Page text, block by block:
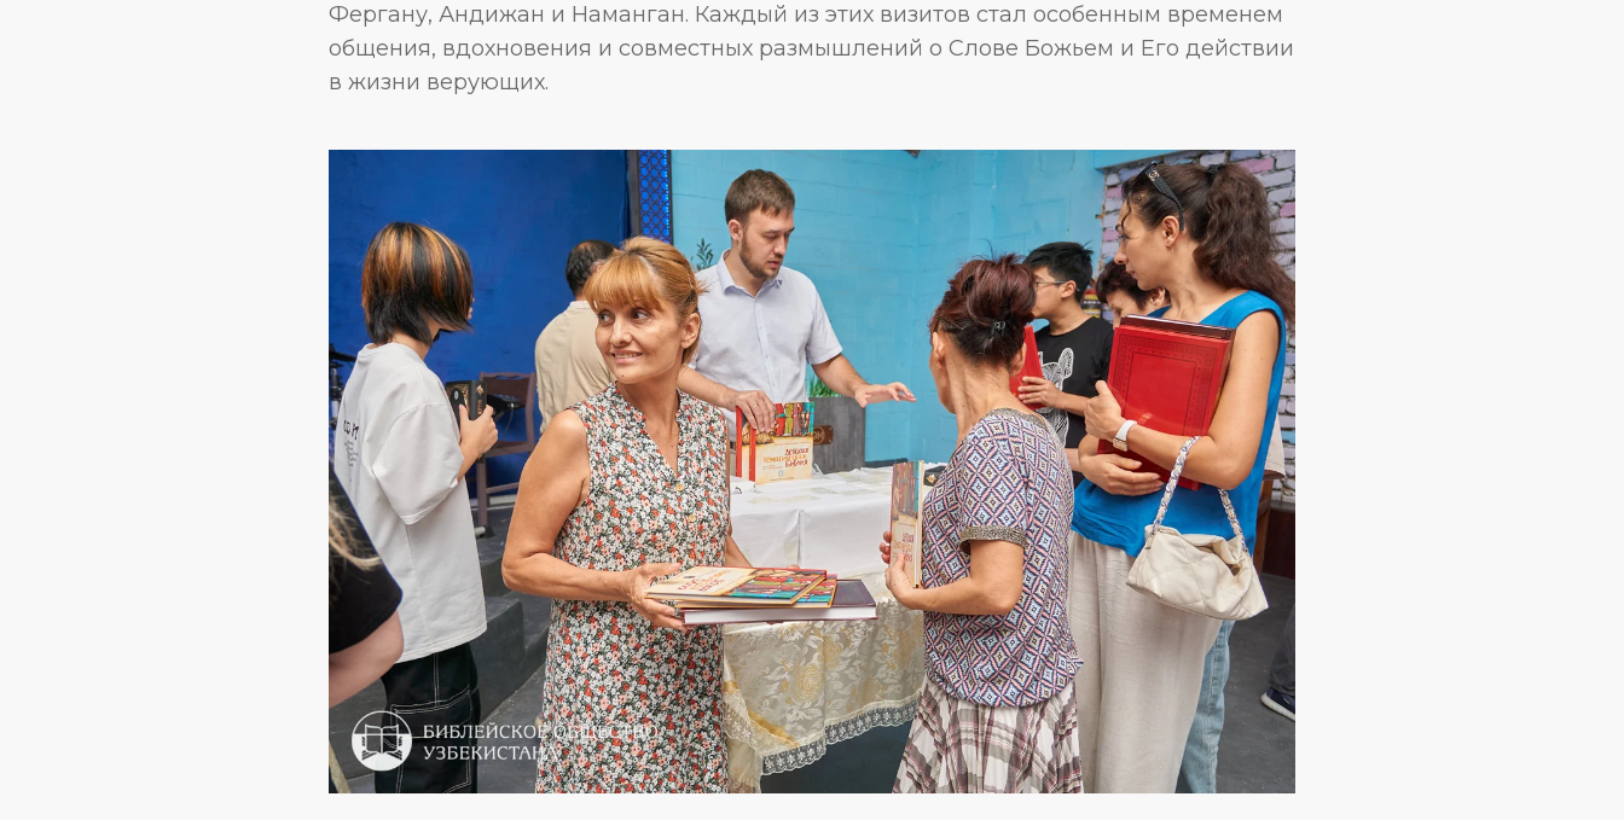
Фергану, Андижан и Наманган. Каждый из этих визитов стал особенным временем
общения, вдохновения и совместных размышлений о Слове Божьем и Его действии
в жизни верующих.